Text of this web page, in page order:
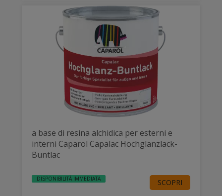
a base di resina alchidica per esterni e
interni Caparol Capalac Hochglanzlack-
Buntlac
DISPONIBILITÀ IMMEDIATA SCOPRI